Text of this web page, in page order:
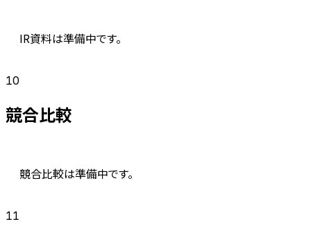
IR資料は準備中です。
10
競合比較
競合比較は準備中です。
11